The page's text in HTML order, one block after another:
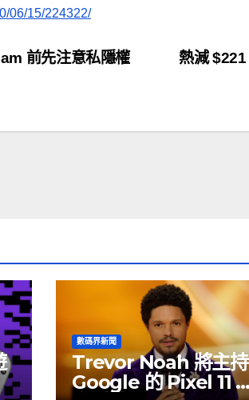
06/15/224322/
熱減
前先注意私隱權
數碼界新聞
Trevor Noah 將主持
Google 的 Pixel 11 推